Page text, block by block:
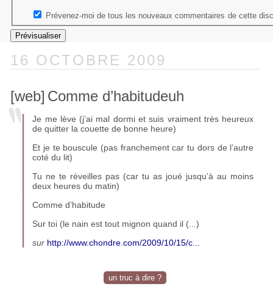
Prévenez-moi de tous les nouveaux commentaires de cette
16 OCTOBRE 2009
[web] Comme d’habitudeuh
Je me lève (j’ai mal dormi et suis vraiment très heureux
de quitter la couette de bonne heure)
Et je te bouscule (pas franchement car tu dors de l’autre
coté du lit)
Tu ne te réveilles pas (car tu as joué jusqu’à au moins
deux heures du matin)
Comme d’habitude
Sur toi (le nain est tout mignon quand il (...)
sur http://www.chondre.com/2009/10/15/c...
un truc à dire ?